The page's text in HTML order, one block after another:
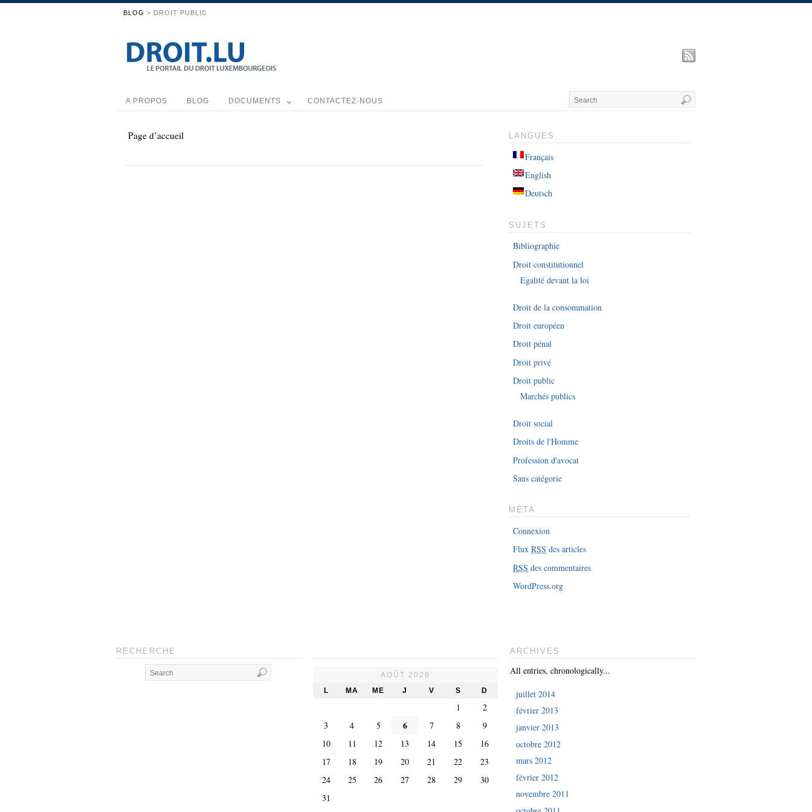
BLOG > DROIT PUBLIC
A PROPOS BLOG DOCUMENTS CONTACTEZ-NOUS
Page d’accueil LANGUES
Français
English
Deutsch
SUJETS
Bibliographie
Droit constitutionnel
Egalité devant la loi
Droit de la consommation
Droit européen
Droit pénal
Droit privé
Droit public
Marchés publics
Droit social
Droits de l'Homme
Profession d'avocat
Sans catégorie
MÉTA
Connexion
FluxRSS des articles
RSS des commentaires
WordPress.org
RECHERCHE
AOÛT 2026
L
MA ME J V S D
1
2
3
4 5 6 7 8
9
10
11 12 13 14 15
16
17
18 19 20 21 22
23
24
25 26 27 28 29
30
31
ARCHIVES
All entries, chronologically...
juillet 2014
février 2013
janvier 2013
octobre 2012
mars 2012
février 2012
novembre 2011